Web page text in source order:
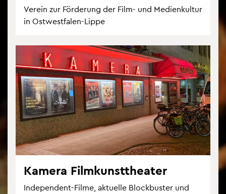
Ver­ein zur För­de­rung der Film- und Me­di­en­kul­tur
in Ost­west­fa­len-Lippe
Ka­me­ra Film­kunst­thea­ter
In­de­pen­dent-Filme, ak­tu­el­le Block­bus­ter und